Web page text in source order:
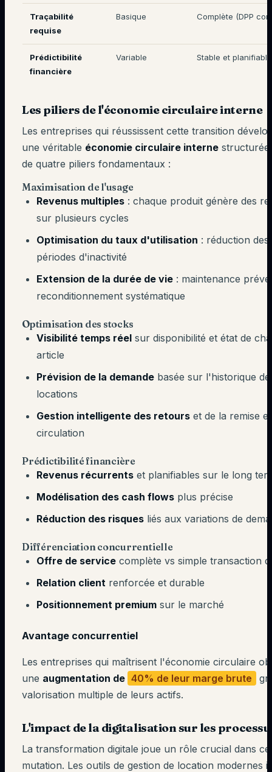
Traçabilité
requise
Basique Complète (DPP
Prédictibilité
financière
Variable Stable et planifiable
Les piliers de l'économie circulaire interne
Les entreprises qui réussissent cette transition
une véritable économie circulaire interne
de quatre piliers fondamentaux :
Maximisation de l'usage
Revenus multiples : chaque produit génère des
sur plusieurs cycles
Optimisation du taux d'utilisation : réduction des
périodes d'inactivité
Extension de la durée de vie : maintenance
reconditionnement systématique
Optimisation des stocks
Visibilité temps réel sur disponibilité et état de
article
Prévision de la demande basée sur l'historique
locations
Gestion intelligente des retours et de la remise
circulation
Prédictibilité financière
Revenus récurrents et planifiables sur le long
Modélisation des cash flows plus précise
Réduction des risques liés aux variations de
Différenciation concurrentielle
Offre de service complète vs simple transaction
Relation client renforcée et durable
Positionnement premium sur le marché
Avantage concurrentiel
Les entreprises qui maîtrisent l'économie circulaire
une augmentation de 40% de leur marge brute
valorisation multiple de leurs actifs.
L'impact de la digitalisation sur les
La transformation digitale joue un rôle crucial dans
mutation. Les outils de gestion de location modernes